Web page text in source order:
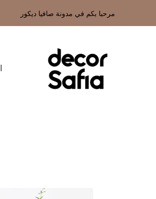
مرحبا بكم في مدونة صافيا ديكور